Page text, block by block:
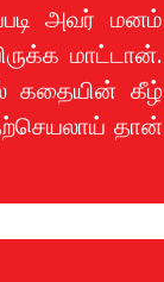
அவர் மனம்
மாட்டான்.
கதையின் கீழ்
தான்